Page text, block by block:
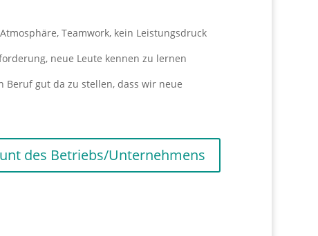
Teamwork, kein Leistungsdruck
neue Leute kennen zu lernen
Beruf gut da zu stellen, dass wir neue
des Betriebs/Unternehmens